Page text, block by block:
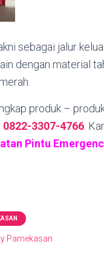
sebagai jalur
dengan material
produk –
0822-3307-4766
Pintu
Pamekasan